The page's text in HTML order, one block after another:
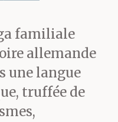
– & les
familiale
allemande
une langue
truffée de